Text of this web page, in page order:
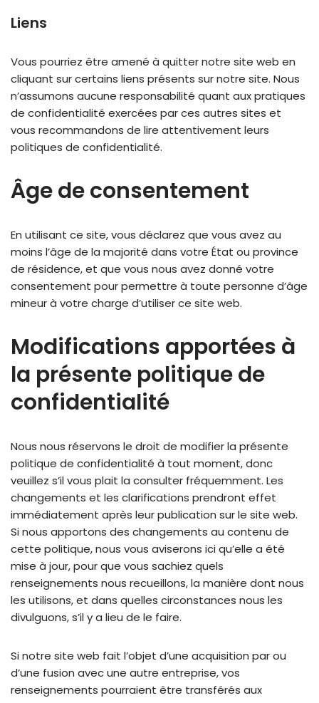
Liens
Vous pourriez être amené à quitter notre site web en
cliquant sur certains liens présents sur notre site. Nous
n’assumons aucune responsabilité quant aux pratiques
de confidentialité exercées par ces autres sites et
vous recommandons de lire attentivement leurs
politiques de confidentialité.
Âge de consentement
En utilisant ce site, vous déclarez que vous avez au
moins l’âge de la majorité dans votre État ou province
de résidence, et que vous nous avez donné votre
consentement pour permettre à toute personne d’âge
mineur à votre charge d’utiliser ce site web.
Modifications apportées à
la présente politique de
confidentialité
Nous nous réservons le droit de modifier la présente
politique de confidentialité à tout moment, donc
veuillez s’il vous plait la consulter fréquemment. Les
changements et les clarifications prendront effet
immédiatement après leur publication sur le site web.
Si nous apportons des changements au contenu de
cette politique, nous vous aviserons ici qu’elle a été
mise à jour, pour que vous sachiez quels
renseignements nous recueillons, la manière dont nous
les utilisons, et dans quelles circonstances nous les
divulguons, s’il y a lieu de le faire.
Si notre site web fait l’objet d’une acquisition par ou
d’une fusion avec une autre entreprise, vos
renseignements pourraient être transférés aux